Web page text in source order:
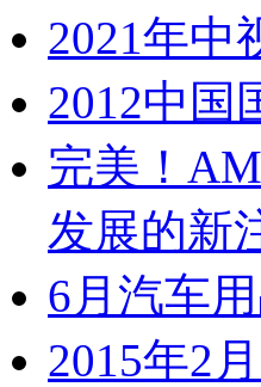
2021年中
2012中国
完美！
发展的新
6月汽车
2015年2